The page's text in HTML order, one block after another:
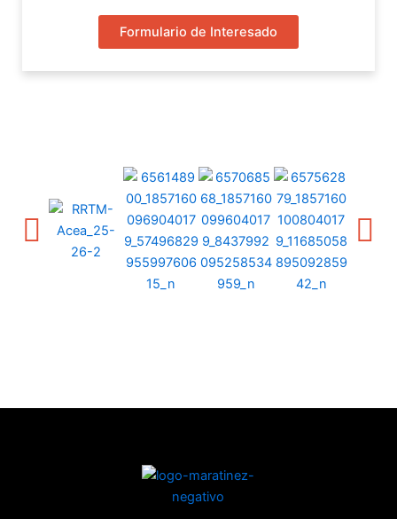
Formulario de Interesado